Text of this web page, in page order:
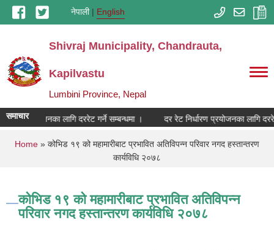
Skip to main contentनेपाली English
Shivraj Municipality, Chandrauta,
Kapilvastu
Lumbini Province, Nepal
समाचारप्रयोजनका लागि दररेट गर्ने सम्बन्धमा । दर रेट निर्धारण प्रयोजनका लागि
You are here
Home » कोभिड १९ को महामारीबाट प्रभावित अतिविपन्‍न परिवार नगद हस्तान्तरण
कार्यविधि २०७८
कोभिड १९ को महामारीबाट प्रभावित अतिविपन्‍न
परिवार नगद हस्तान्तरण कार्यविधि २०७८